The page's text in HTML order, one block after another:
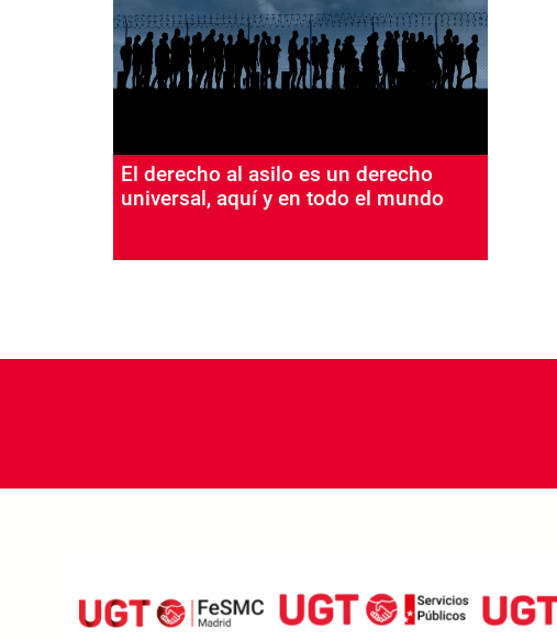
El derecho al asilo es un derecho
universal, aquí y en todo el mundo